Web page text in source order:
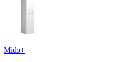
Mido+